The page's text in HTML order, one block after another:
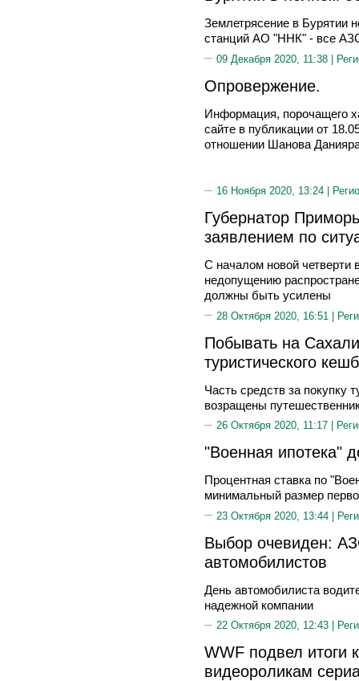
Землетрясение в Бурятии
станций АО "ННК" - все
09 Декабря 2020, 11:38 |
Опровержение.
Информация, порочащего
сайте в публикации от
отношении Шанова
16 Ноября 2020, 13:24 |
Губернатор
заявлением по
С началом новой
недопущению
должны быть усилены
28 Октября 2020, 16:51 |
Побывать на
туристического
Часть средств за покупку
возращены
26 Октября 2020, 11:17 |
"Военная ипотека"
Процентная ставка по
минимальный размер
23 Октября 2020, 13:44 |
Выбор очевиден:
автомобилистов
День автомобилиста
надежной компании
22 Октября 2020, 12:43 |
WWF подвел итоги
видеороликам